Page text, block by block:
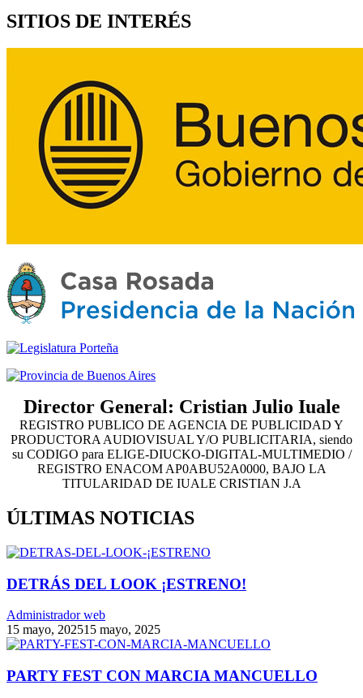
SITIOS DE INTERÉS
Director General: Cristian Julio Iuale
REGISTRO PUBLICO DE AGENCIA DE PUBLICIDAD Y
PRODUCTORA AUDIOVISUAL Y/O PUBLICITARIA, siendo
su CODIGO para ELIGE-DIUCKO-DIGITAL-MULTIMEDIO /
REGISTRO ENACOM AP0ABU52A0000, BAJO LA
TITULARIDAD DE IUALE CRISTIAN J.A
ÚLTIMAS NOTICIAS
DETRÁS DEL LOOK ¡ESTRENO!
Administrador web
15 mayo, 202515 mayo, 2025
PARTY FEST CON MARCIA MANCUELLO